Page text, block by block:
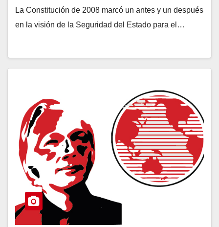
La Constitución de 2008 marcó un antes y un después
en la visión de la Seguridad del Estado para el…